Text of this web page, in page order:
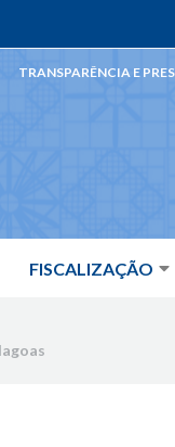
FISCALIZAÇÃO
TRANSPARÊNCIA E